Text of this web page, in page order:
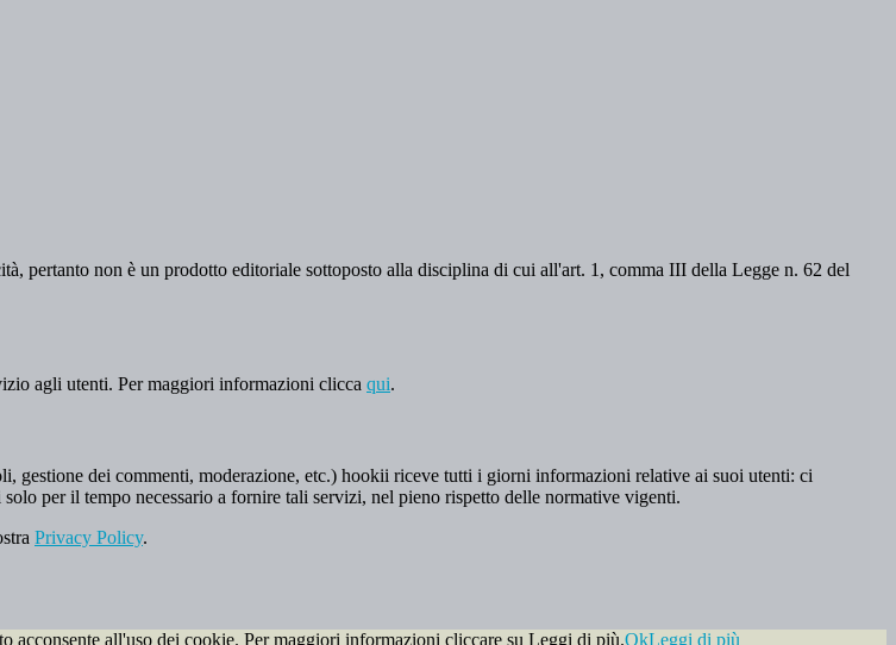
pertanto non è un prodotto editoriale sottoposto alla disciplina di cui all'art. 1, comma III della Legge n. 62 del
agli utenti. Per maggiori informazioni clicca qui.
gestione dei commenti, moderazione, etc.) hookii riceve tutti i giorni informazioni relative ai suoi utenti: ci
per il tempo necessario a fornire tali servizi, nel pieno rispetto delle normative vigenti.
Privacy Policy.
all'uso dei cookie. Per maggiori informazioni cliccare su Leggi di più.OkLeggi di più